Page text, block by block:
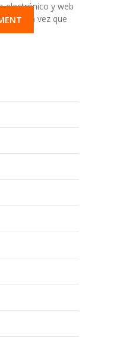
electrónico y web
próxima vez que